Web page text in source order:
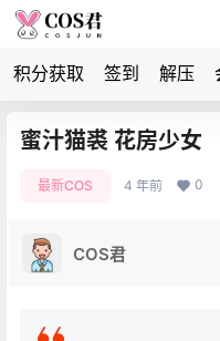
积分获取 签到 解压
蜜汁猫裘 花房少女
最新COS 4 年前 0
COS君